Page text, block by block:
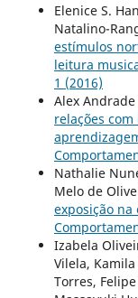
Elenice S.
Natalino-
estímulos
leitura
1 (2016)
Alex
relações
Nathalie
Melo de
exposição
Izabela
Vilela,
Torres,